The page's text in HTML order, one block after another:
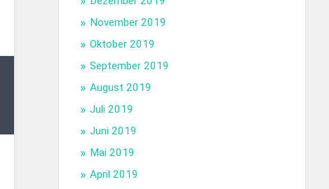
November 2019
Oktober 2019
September 2019
August 2019
Juli 2019
Juni 2019
Mai 2019
April 2019